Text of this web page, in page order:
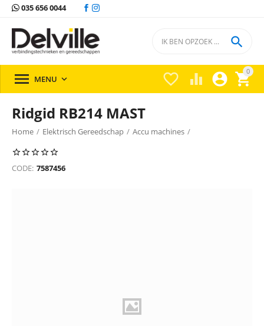
035 656 0044
0


 

 MENU 
Ridgid RB214 MAST
Home / Elektrisch Gereedschap / Accu machines /
Overige machines
CODE: 7587456